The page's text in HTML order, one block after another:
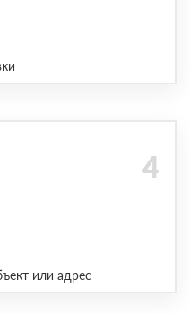
или адрес